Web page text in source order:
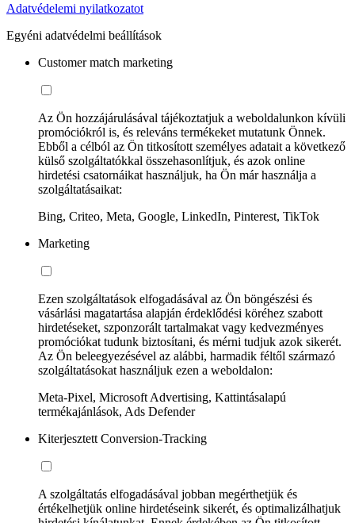
Adatvédelemi nyilatkozatot
Egyéni adatvédelmi beállítások
Customer match marketing
Az Ön hozzájárulásával tájékoztatjuk a weboldalunkon kívüli
promóciókról is, és releváns termékeket mutatunk Önnek.
Ebből a célból az Ön titkosított személyes adatait a következő
külső szolgáltatókkal összehasonlítjuk, és azok online
hirdetési csatornáikat használjuk, ha Ön már használja a
szolgáltatásaikat:
Bing, Criteo, Meta, Google, LinkedIn, Pinterest, TikTok
Marketing
Ezen szolgáltatások elfogadásával az Ön böngészési és
vásárlási magatartása alapján érdeklődési köréhez szabott
hirdetéseket, szponzorált tartalmakat vagy kedvezményes
promóciókat tudunk biztosítani, és mérni tudjuk azok sikerét.
Az Ön beleegyezésével az alábbi, harmadik féltől származó
szolgáltatásokat használjuk ezen a weboldalon:
Meta-Pixel, Microsoft Advertising, Kattintásalapú
termékajánlások, Ads Defender
Kiterjesztett Conversion-Tracking
A szolgáltatás elfogadásával jobban megérthetjük és
értékelhetjük online hirdetéseink sikerét, és optimalizálhatjuk